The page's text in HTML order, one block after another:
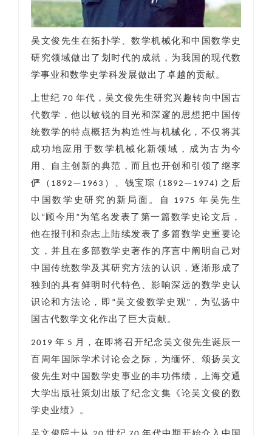
吴文俊先生在拓扑学、数学机械化和中国数学史
研究领域做出了划时代的成就，为我国的现代数
学事业和数学史学科发展做出了卓越的贡献。
上世纪 70 年代，吴文俊先生研究兴趣转向中国古
代数学，他以敏锐的目光和深邃的思想把中国传
统数学的特点概括为构造性与机械化，不仅将其
成功地应用于数学机械化新领域，成为古为今
用、自主创新的典范，而且也开创和引领了继李
俨（1892—1963）、钱宝琮 (1892—1974) 之后
中国数学史研究的新局面。自 1975 年吴先生
以“顾今用”为笔名发表了第一篇数学史论文后，
他在报刊和杂志上陆续发表了多篇数学史重要论
文，并且在多部数学史著作的序言中阐明自己对
中国传统数学及其研究方法的认识，逐渐形成了
独到的具有鲜明时代特色、影响深远的数学史认
识论和方法论，即“吴文俊数学史观”，为弘扬中
国古代数学文化作出了巨大贡献。
2019 年 5 月，在即将召开纪念吴文俊先生诞辰一
百周年国际学术讨论会之际，为缅怀、颂扬吴文
俊先生对中国数学史事业的丰功伟绩，上海交通
大学出版社策划出版了纪念文集《论吴文俊的数
学史业绩》。